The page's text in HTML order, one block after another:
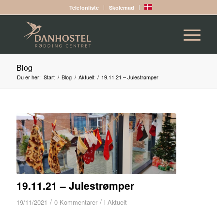
Telefonliste Skolemad
Blog
Du er her: Start / Blog / Aktuelt / 19.11.21 – Julestrømper
19.11.21 – Julestrømper
19/11/2021 / 0 Kommentarer / i Aktuelt